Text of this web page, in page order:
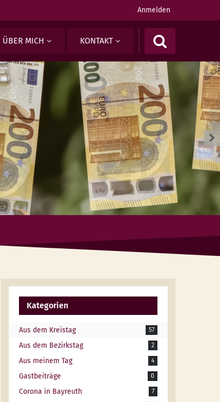
Anmelden
ÜBER MICH KONTAKT
Kategorien
Aus dem Kreistag 57
Aus dem Bezirkstag 2
Aus meinem Tag 4
Gastbeiträge 0
Corona in Bayreuth 7